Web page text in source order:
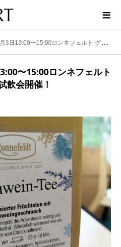
〜15:00ロンネフェルト グリューワインティー試飲会開催！
〜15:00ロンネフェルト
飲会開催！